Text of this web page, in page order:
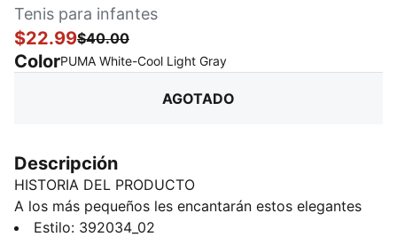
Tenis para infantes
$22.99$40.00
ColorPUMA White-Cool Light Gray:
AGOTADO
Descripción
HISTORIA DEL PRODUCTO
A los más pequeños les encantarán estos elegantes
tenis En un giro fresco a un diseño clásico, esta
Estilo: 392034_02